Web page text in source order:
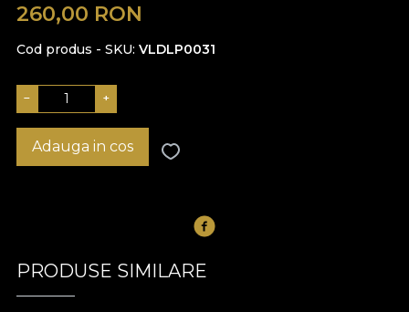
260,00 RON
Cod produs - SKU VLDLP0031
− +
Adauga in cos
PRODUSE SIMILARE